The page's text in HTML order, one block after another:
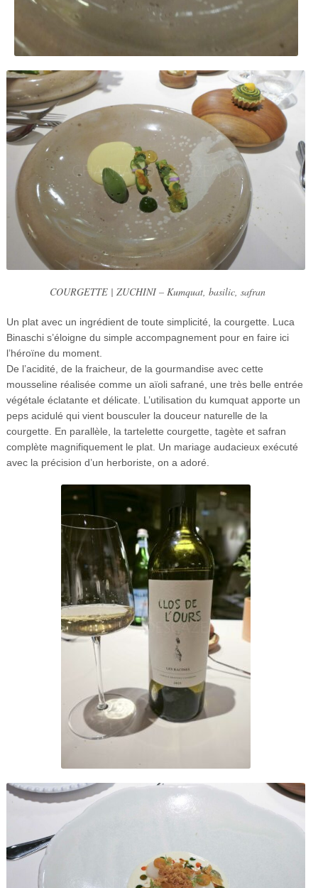
COURGETTE | ZUCHINI – Kumquat, basilic, safran
Un plat avec un ingrédient de toute simplicité, la courgette. Luca
Binaschi s’éloigne du simple accompagnement pour en faire ici
l’héroïne du moment.
De l’acidité, de la fraicheur, de la gourmandise avec cette
mousseline réalisée comme un aïoli safrané, une très belle entrée
végétale éclatante et délicate. L’utilisation du kumquat apporte un
peps acidulé qui vient bousculer la douceur naturelle de la
courgette. En parallèle, la tartelette courgette, tagète et safran
complète magnifiquement le plat. Un mariage audacieux exécuté
avec la précision d’un herboriste, on a adoré.